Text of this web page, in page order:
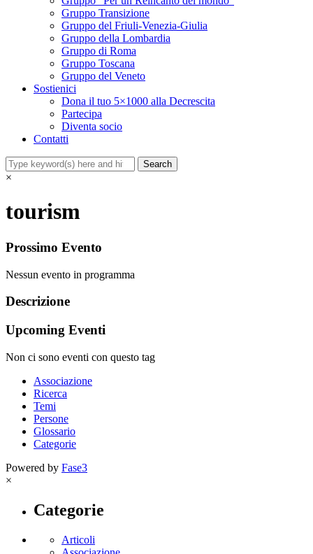
Gruppo Transizione
Gruppo del Friuli-Venezia-Giulia
Gruppo della Lombardia
Gruppo di Roma
Gruppo Toscana
Gruppo del Veneto
Sostienici
Dona il tuo 5×1000 alla Decrescita
Partecipa
Diventa socio
Contatti
×
tourism
Prossimo Evento
Nessun evento in programma
Descrizione
Upcoming Eventi
Non ci sono eventi con questo tag
Associazione
Ricerca
Temi
Persone
Glossario
Categorie
Powered by Fase3
×
Categorie
Articoli